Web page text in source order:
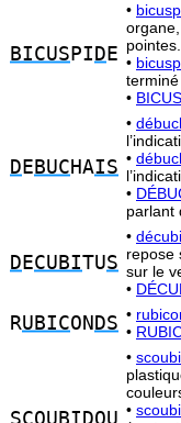
BICUS PI D E
•
pointes.
•
•
D E BUC HAIS
•
•
•
parlant
D ECUBITUS
•
repose
sur le
•
RUBICON DS •
•
SCOUBIDOU
•
•